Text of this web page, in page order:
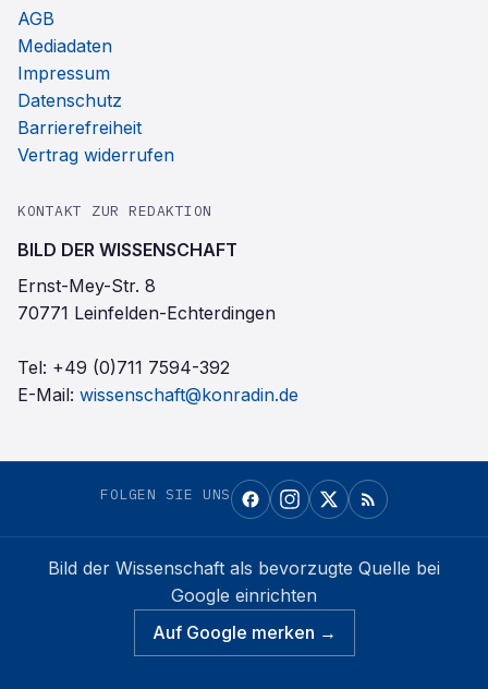
AGB
Mediadaten
Impressum
Datenschutz
Barrierefreiheit
Vertrag widerrufen
KONTAKT ZUR REDAKTION
BILD DER WISSENSCHAFT
Ernst-Mey-Str. 8
70771 Leinfelden-Echterdingen
Tel: +49 (0)711 7594-392
E-Mail: wissenschaft@konradin.de
FOLGEN SIE UNS
Bild der Wissenschaft als bevorzugte Quelle bei
Google einrichten
Auf Google merken →